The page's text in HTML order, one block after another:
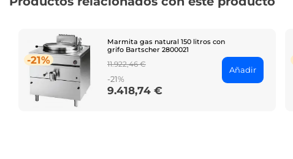
-21%
Marmita gas natural 150 litros con
grifo Bartscher 2800021
Regular
price
11.922,46 €
-21%
Price
9.418,74 €
Añadir